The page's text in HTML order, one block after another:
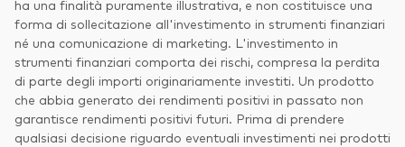
ha una finalità puramente illustrativa, e non costituisce una
forma di sollecitazione all'investimento in strumenti finanziari
né una comunicazione di marketing. L'investimento in
strumenti finanziari comporta dei rischi, compresa la perdita
di parte degli importi originariamente investiti. Un prodotto
che abbia generato dei rendimenti positivi in passato non
garantisce rendimenti positivi futuri. Prima di prendere
qualsiasi decisione riguardo eventuali investimenti nei prodotti